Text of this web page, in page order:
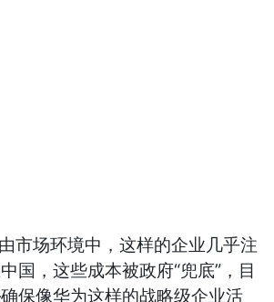
场环境中，这样的企业几乎注
国，这些成本被政府“兜底”，目
保像华为这样的战略级企业活